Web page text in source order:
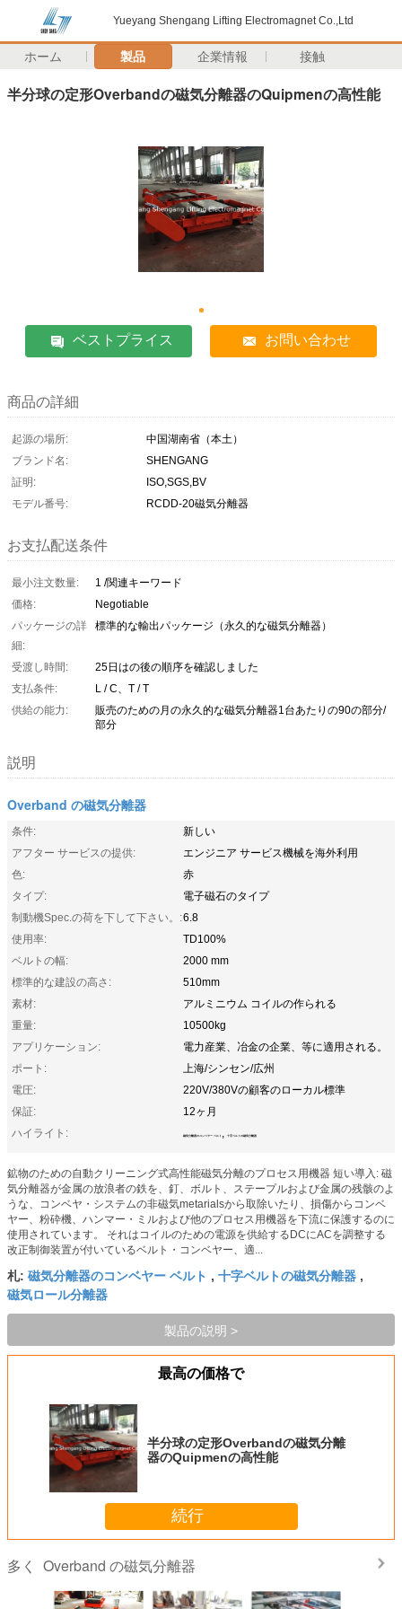
Yueyang Shengang Lifting Electromagnet Co.,Ltd
ホーム 製品 企業情報 接触
半分球の定形Overbandの磁気分離器のQuipmenの高性能
ベストプライス お問い合わせ
商品の詳細
起源の場所:
中国湖南省（本土）
ブランド名:
SHENGANG
証明:
ISO,SGS,BV
モデル番号:
RCDD-20磁気分離器
お支払配送条件
最小注文数量:
1 /関連キーワード
価格:
Negotiable
パッケージの詳
細:
標準的な輸出パッケージ（永久的な磁気分離器）
受渡し時間:
25日はの後の順序を確認しました
支払条件:
L / C、T / T
供給の能力:
販売のための月の永久的な磁気分離器1台あたりの90の部分/
部分
説明
Overband の磁気分離器
条件:
新しい
アフター サービスの提供:
エンジニア サービス機械を海外利用
色:
赤
タイプ:
電子磁石のタイプ
制動機Spec.の荷を下して下さい。:6.8
使用率:
TD100%
ベルトの幅:
2000 mm
標準的な建設の高さ:
510mm
素材:
アルミニウム コイルの作られる
重量:
10500kg
アプリケーション:
電力産業、冶金の企業、等に適用される。
ポート:
上海/シンセン/広州
電圧:
220V/380Vの顧客のローカル標準
保証:
12ヶ月
ハイライト:
磁気分離器のコンベヤー ベルト , 十字ベルトの磁気分離器
鉱物のための自動クリーニング式高性能磁気分離のプロセス用機器 短い導入: 磁
気分離器が金属の放浪者の鉄を、釘、ボルト、ステープルおよび金属の残骸のよ
うな、コンベヤ・システムの非磁気metarialsから取除いたり、損傷からコンベ
ヤー、粉砕機、ハンマー・ミルおよび他のプロセス用機器を下流に保護するのに
使用されています。 それはコイルのための電源を供給するDCにACを調整する
改正制御装置が付いているベルト・コンベヤー、適...
札: 磁気分離器のコンベヤー ベルト , 十字ベルトの磁気分離器 ,
磁気ロール分離器
製品の説明 >
最高の価格で
半分球の定形Overbandの磁気分離
器のQuipmenの高性能
続行
多く Overband の磁気分離器